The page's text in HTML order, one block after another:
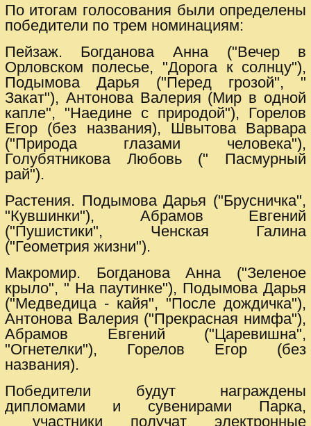
По итогам голосования были определены
победители по трем номинациям:
Пейзаж. Богданова Анна ("Вечер в
Орловском полесье, "Дорога к солнцу"),
Подымова Дарья ("Перед грозой", "
Закат"), Антонова Валерия (Мир в одной
капле", "Наедине с природой"), Горелов
Егор (без названия), Швытова Варвара
("Природа глазами человека"),
Голубятникова Любовь (" Пасмурный
рай").
Растения. Подымова Дарья ("Брусничка",
"Кувшинки"), Абрамов Евгений
("Пушистики", Ченская Галина
("Геометрия жизни").
Макромир. Богданова Анна ("Зеленое
крыло", " На паутинке"), Подымова Дарья
("Медведица - кайя", "После дождичка"),
Антонова Валерия ("Прекрасная нимфа"),
Абрамов Евгений ("Царевишна",
"Огнетелки"), Горелов Егор (без
названия).
Победители будут награждены
дипломами и сувенирами Парка,
участники получат электронные